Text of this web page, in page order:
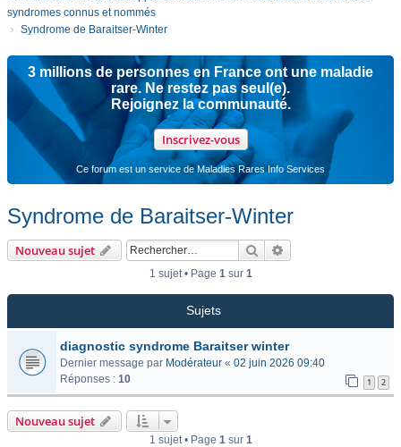
syndromes connus et nommés
Syndrome de Baraitser-Winter
3 millions de personnes en France ont une maladie
rare. Ne restez pas seul(e).
Rejoignez la communauté.
Inscrivez-vous
Ce forum est un service de Maladies Rares Info Services
Syndrome de Baraitser-Winter
Nouveau sujet Rechercher
1 sujet • Page 1sur 1
Sujets
diagnostic syndrome Baraitser winter
Dernier message par Modérateur « 02 juin 2026 09:40
Réponses : 10 1 2
Nouveau sujet
1 sujet • Page 1sur 1